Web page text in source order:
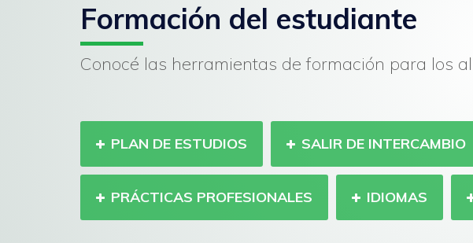
Formación del estudiante
Conocé las herramientas de formación para los
PLAN DE ESTUDIOS SALIR DE INTERCAMBIO
PRÁCTICAS PROFESIONALES IDIOMAS